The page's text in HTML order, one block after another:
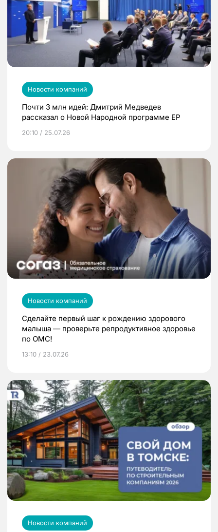
Новости компаний
Почти 3 млн идей: Дмитрий Медведев
рассказал о Новой Народной программе ЕР
20:10 / 25.07.26
Новости компаний
Сделайте первый шаг к рождению здорового
малыша — проверьте репродуктивное здоровье
по ОМС!
13:10 / 23.07.26
Новости компаний